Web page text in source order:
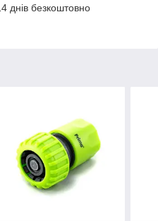
днів безкоштовно